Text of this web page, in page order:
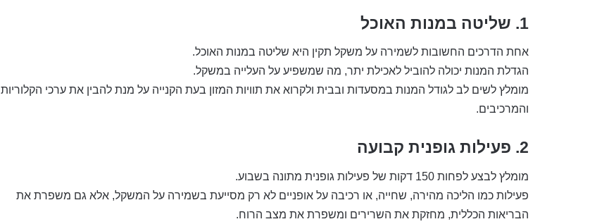
1. שליטה במנות האוכל
אחת הדרכים החשובות לשמירה על משקל תקין היא שליטה במנות האוכל.
הגדלת המנות יכולה להוביל לאכילת יתר, מה שמשפיע על העלייה במשקל.
מומלץ לשים לב לגודל המנות במסעדות ובבית ולקרוא את תוויות המזון בעת הקנייה על מנת להבין את ערכי הקלוריות
והמרכיבים.
2. פעילות גופנית קבועה
מומלץ לבצע לפחות 150 דקות של פעילות גופנית מתונה בשבוע.
פעילות כמו הליכה מהירה, שחייה, או רכיבה על אופניים לא רק מסייעת בשמירה על המשקל, אלא גם משפרת את
הבריאות הכללית, מחזקת את השרירים ומשפרת את מצב הרוח.